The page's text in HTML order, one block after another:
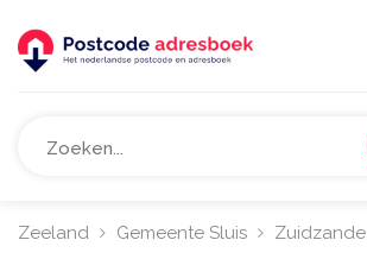
Zeeland Gemeente Sluis Zuidzande